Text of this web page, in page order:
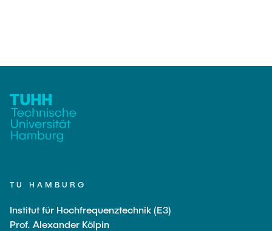
TU HAMBURG
Institut für Hochfrequenztechnik (E3)
Prof. Alexander Kölpin